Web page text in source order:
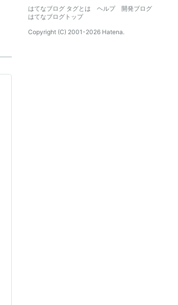
はてなブログ タグとは
ヘルプ
開発ブログ
はてなブログトップ
Copyright (C) 2001-2026 Hatena.